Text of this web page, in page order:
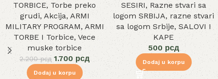
TORBICE,Torbe preko
grudi,Akcija, ARMI
MILITARY PROGRAM,ARMI
TORBE I Torbice,Vece
muske torbice
2.200рсд 1.700рсд
Dodaj u korpu
SESIRI, Razne stvari sa
logom SRBIJA, razne stvari
sa logom Srbije, SALOVI I
KAPE
500 рсд
Dodaj u korpu